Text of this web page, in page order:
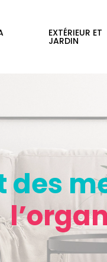
EXTÉRIEUR ET
JARDIN
des